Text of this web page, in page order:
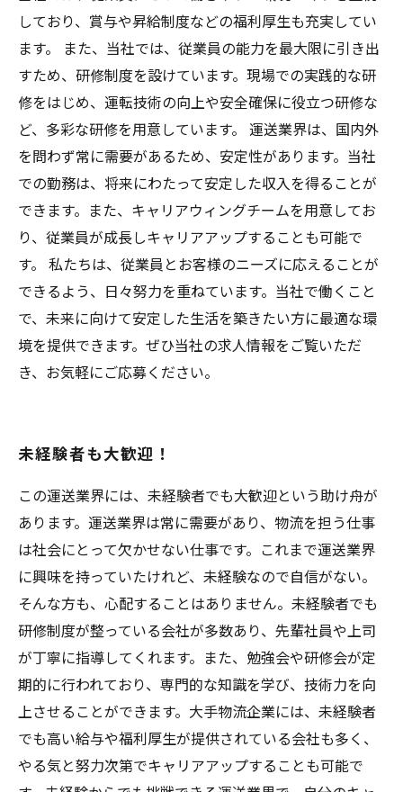
しており、賞与や昇給制度などの福利厚生も充実してい
ます。 また、当社では、従業員の能力を最大限に引き出
すため、研修制度を設けています。現場での実践的な研
修をはじめ、運転技術の向上や安全確保に役立つ研修な
ど、多彩な研修を用意しています。 運送業界は、国内外
を問わず常に需要があるため、安定性があります。当社
での勤務は、将来にわたって安定した収入を得ることが
できます。また、キャリアウィングチームを用意してお
り、従業員が成長しキャリアアップすることも可能で
す。 私たちは、従業員とお客様のニーズに応えることが
できるよう、日々努力を重ねています。当社で働くこと
で、未来に向けて安定した生活を築きたい方に最適な環
境を提供できます。ぜひ当社の求人情報をご覧いただ
き、お気軽にご応募ください。
未経験者も大歓迎！
この運送業界には、未経験者でも大歓迎という助け舟が
あります。運送業界は常に需要があり、物流を担う仕事
は社会にとって欠かせない仕事です。これまで運送業界
に興味を持っていたけれど、未経験なので自信がない。
そんな方も、心配することはありません。未経験者でも
研修制度が整っている会社が多数あり、先輩社員や上司
が丁寧に指導してくれます。また、勉強会や研修会が定
期的に行われており、専門的な知識を学び、技術力を向
上させることができます。大手物流企業には、未経験者
でも高い給与や福利厚生が提供されている会社も多く、
やる気と努力次第でキャリアアップすることも可能で